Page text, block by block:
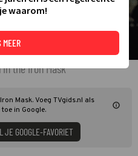
the Iron Mask
Mask. Voeg TVgids.nl als
in Google.
JE GOOGLE-FAVORIET
waarom!
MEER